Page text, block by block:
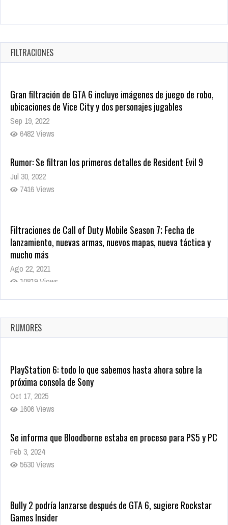
Warner Bros. lleva a las tiendas digitales su racha de
Oct 17, 2025
1435 Views
FILTRACIONES
Gran filtración de GTA 6 incluye imágenes de juego de robo,
ubicaciones de Vice City y dos personajes jugables
Sep 19, 2022
6482 Views
Rumor: Se filtran los primeros detalles de Resident Evil 9
Jul 30, 2022
7416 Views
Filtraciones de Call of Duty Mobile Season 7; Fecha de
lanzamiento, nuevas armas, nuevos mapas, nueva táctica y
mucho más
Ago 22, 2021
10819 Views
La configuración de Call of Duty 2021 aparentemente ya fue
Ago 8, 2021
10004 Views
RUMORES
PlayStation 6: todo lo que sabemos hasta ahora sobre la
próxima consola de Sony
Oct 17, 2025
1606 Views
Se informa que Bloodborne estaba en proceso para PS5 y PC
Feb 3, 2024
5630 Views
Bully 2 podría lanzarse después de GTA 6, sugiere Rockstar
Games Insider